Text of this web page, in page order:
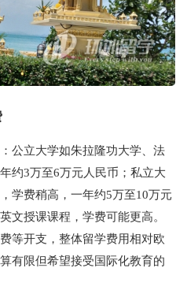
公立大学如朱拉隆功大学、法
约3万至6万元人民币；私立大
学费稍高，一年约5万至10万元
文授课课程，学费可能更高。
等开支，整体留学费用相对欧
有限但希望接受国际化教育的